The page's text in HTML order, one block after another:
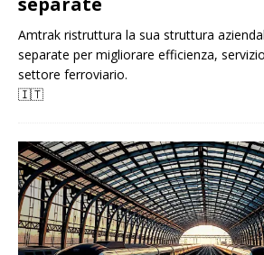
Amtrak ristruttura la sua struttura
separate per migliorare efficienza,
settore ferroviario.
🇮🇹